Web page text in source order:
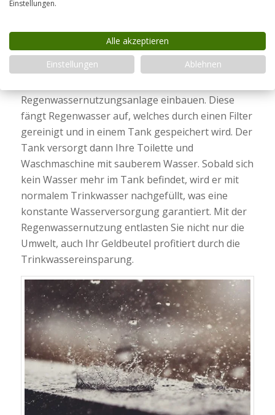
Regenwasser nutzen
Um die Umwelt zu schonen, können Sie auch auf
Erzeugnisse der Natur selbst zurückgreifen.
Regenwassernutzungsanlage einbauen. Diese
fängt Regenwasser auf, welches durch einen Filter
gereinigt und in einem Tank gespeichert wird. Der
Tank versorgt dann Ihre Toilette und
Waschmaschine mit sauberem Wasser. Sobald sich
kein Wasser mehr im Tank befindet, wird er mit
normalem Trinkwasser nachgefüllt, was eine
konstante Wasserversorgung garantiert. Mit der
Regenwassernutzung entlasten Sie nicht nur die
Umwelt, auch Ihr Geldbeutel profitiert durch die
Trinkwassereinsparung.
Einstellungen.
Alle akzeptieren
Einstellungen
Ablehnen